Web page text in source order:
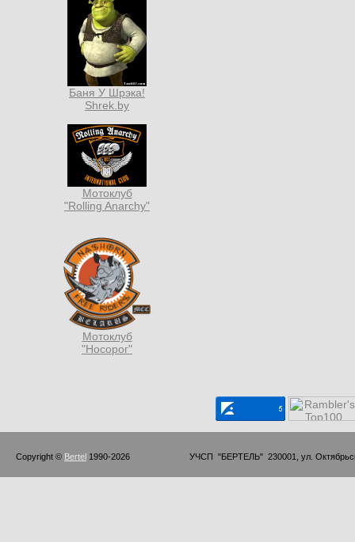
Баня У Шрэка!
Shrek.by
Мотоклуб
"Rolling Anarchy"
Мотоклуб
"Носорог"
Copyright © Bertel 1990-2026                         УЧСП  "БЕРТЕЛЬ"  230001, ул.